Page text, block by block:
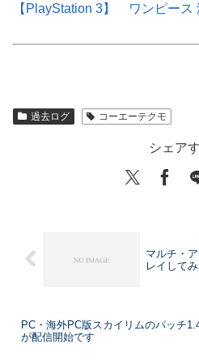
【PlayStation 3】 ワンピース
過去ログ コーエーテクモ
シェア
マルチ・
レイして
PC・海外PC版スカイリムのパッチ
が配信開始です